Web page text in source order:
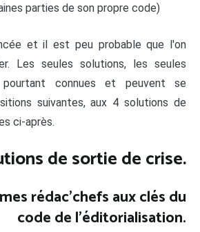
parties de son propre code)
et il est peu probable que l'on
Les seules solutions, les seules
connues et peuvent se
suivantes, aux 4 solutions de
ci-après.
de sortie de crise.
rédac'chefs aux clés du
code de l'éditorialisation.